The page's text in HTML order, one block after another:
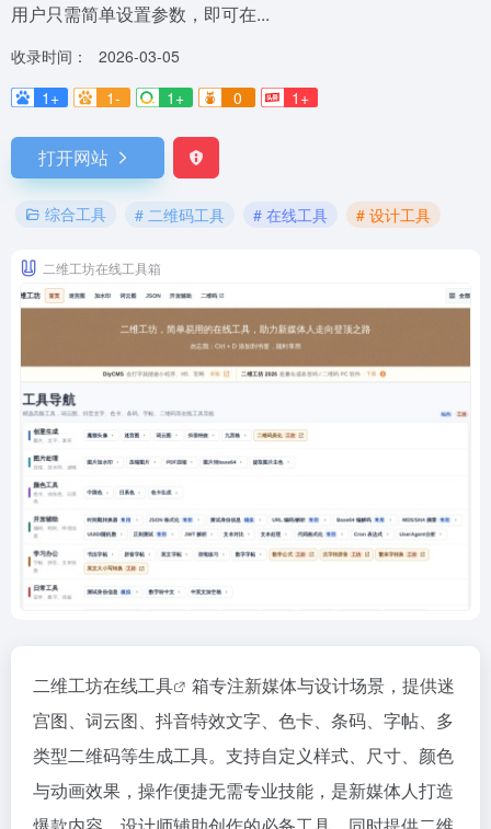
用户只需简单设置参数，即可在...
收录时间：
2026-03-05
1+
1- 1+ 0 1+
打开网站
综合工具 # 二维码工具 # 在线工具 # 设计工具
二维工坊在线工具箱
二维工坊在线工具
箱专注新媒体与设计场景，提供迷
宫图、词云图、抖音特效文字、色卡、条码、字帖、多
类型二维码等生成工具。支持自定义样式、尺寸、颜色
与动画效果，操作便捷无需专业技能，是新媒体人打造